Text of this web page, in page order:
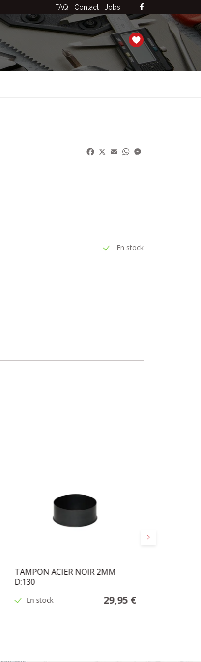
FAQ Contact Jobs
Facebook
X EmailWhatsApp
En stock
Suivant
TAMPON ACIER NOIR 2MM
D:130
En stock 29,95 €